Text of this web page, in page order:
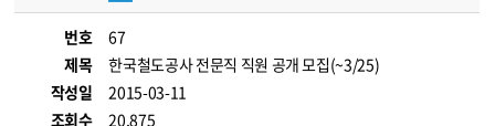
번호
67
제목
한국철도공사 전문직 직원 공개 모집(~3/25)
작성일
2015-03-11
조회수
20,875